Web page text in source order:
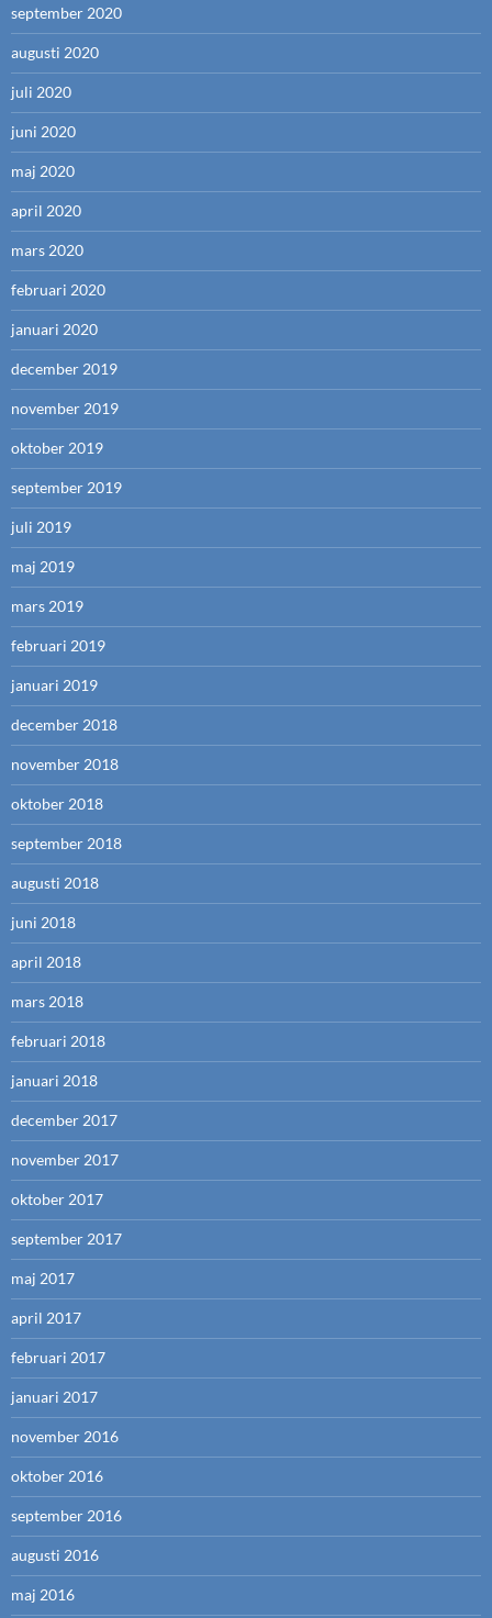
september 2020
augusti 2020
juli 2020
juni 2020
maj 2020
april 2020
mars 2020
februari 2020
januari 2020
december 2019
november 2019
oktober 2019
september 2019
juli 2019
maj 2019
mars 2019
februari 2019
januari 2019
december 2018
november 2018
oktober 2018
september 2018
augusti 2018
juni 2018
april 2018
mars 2018
februari 2018
januari 2018
december 2017
november 2017
oktober 2017
september 2017
maj 2017
april 2017
februari 2017
januari 2017
november 2016
oktober 2016
september 2016
augusti 2016
maj 2016